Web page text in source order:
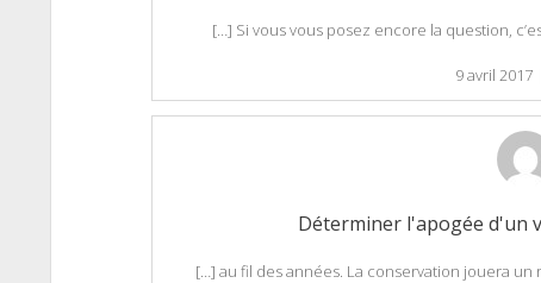
[…] Si vous vous posez encore la question,
9 avril 2017
Déterminer l'apogée d'un
[…] au fil des années. La conservation jouera